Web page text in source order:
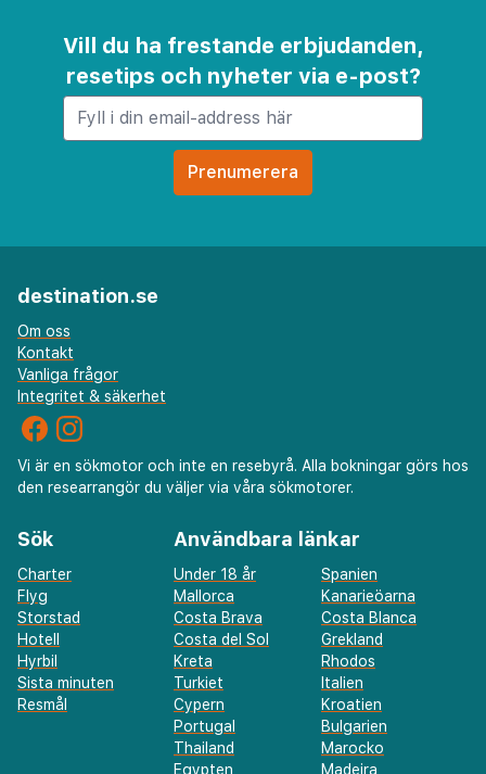
Vill du ha frestande erbjudanden,
resetips och nyheter via e-post?
destination.se
Om oss
Kontakt
Vanliga frågor
Integritet & säkerhet
Vi är en sökmotor och inte en resebyrå. Alla bokningar görs hos
den researrangör du väljer via våra sökmotorer.
Sök
Charter
Flyg
Storstad
Hotell
Hyrbil
Sista minuten
Resmål
Användbara länkar
Under 18 år
Spanien
Mallorca
Kanarieöarna
Costa Brava
Costa Blanca
Costa del Sol
Grekland
Kreta
Rhodos
Turkiet
Italien
Cypern
Kroatien
Portugal
Bulgarien
Thailand
Marocko
Egypten
Madeira